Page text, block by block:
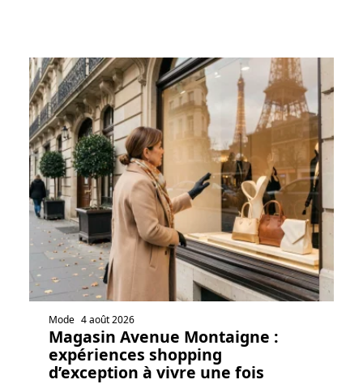
Mode 4 août 2026
Magasin Avenue Montaigne :
expériences shopping
d’exception à vivre une fois